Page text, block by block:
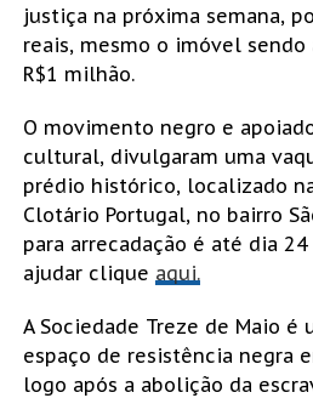
justiça na próxima semana,
reais, mesmo o imóvel
R$1 milhão.
O movimento negro e
cultural, divulgaram uma
prédio histórico, localizado
Clotário Portugal, no bairro
para arrecadação é até dia
ajudar clique aqui.
A Sociedade Treze de Maio é
espaço de resistência negra
logo após a abolição da